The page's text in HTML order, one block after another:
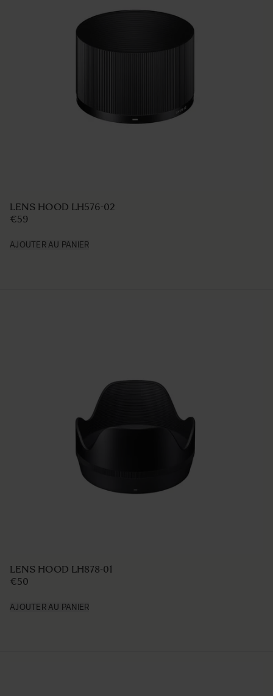
LENS HOOD LH576-02
€59
AJOUTER AU PANIER
LENS HOOD LH878-01
€50
AJOUTER AU PANIER